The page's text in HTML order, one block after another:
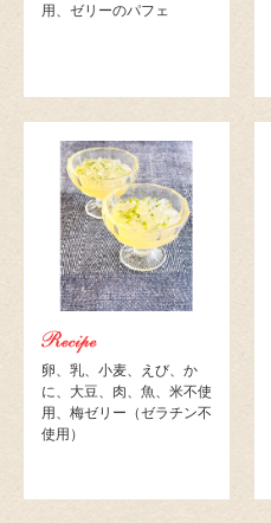
用、ゼリーのパフェ
卵、乳、小麦、えび、か
に、大豆、肉、魚、米不使
用、梅ゼリー（ゼラチン不
使用）